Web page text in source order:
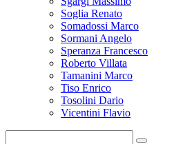
Soglia Renato
Somadossi Marco
Sormani Angelo
Speranza Francesco
Roberto Villata
Tamanini Marco
Tiso Enrico
Tosolini Dario
Vicentini Flavio